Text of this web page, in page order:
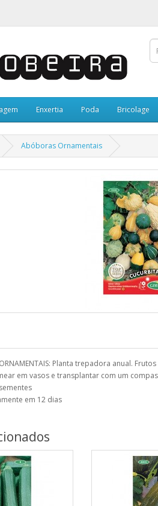
Enxertia Poda Bricolage
Abóboras Ornamentais
ORNAMENTAIS: Planta trepadora anual.
em vasos e transplantar com um
em 12 dias